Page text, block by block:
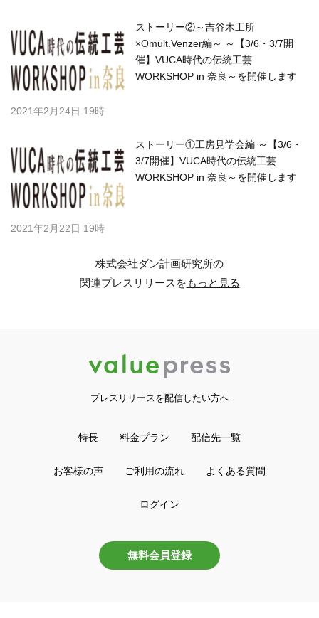
ストーリー②～吉谷木工所
×Omult.Venzer編～ ～【3/6・3/7開
催】VUCA時代の伝統工芸
WORKSHOP in 奈良～を開催します
2021年2月24日 19時
ストーリー①工房見学会編 ～【3/6・
3/7開催】VUCA時代の伝統工芸
WORKSHOP in 奈良～を開催します
2021年2月22日 19時
株式会社ダン計画研究所の
関連プレスリリースをもっと見る
プレスリリースを配信したい方へ
特長 料金プラン 配信先一覧
お客様の声 ご利用の流れ よくある質問
ログイン
無料会員登録